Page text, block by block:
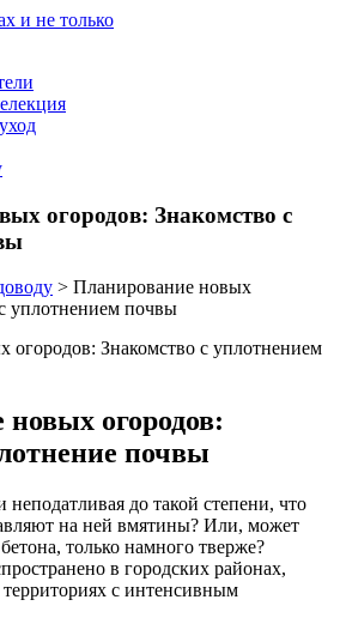
огородов: Знакомство с
> Планирование новых
уплотнением почвы
огородов:
почвы
неподатливая до такой степени, что
на ней вмятины? Или, может
только намного тверже?
в городских районах,
с интенсивным